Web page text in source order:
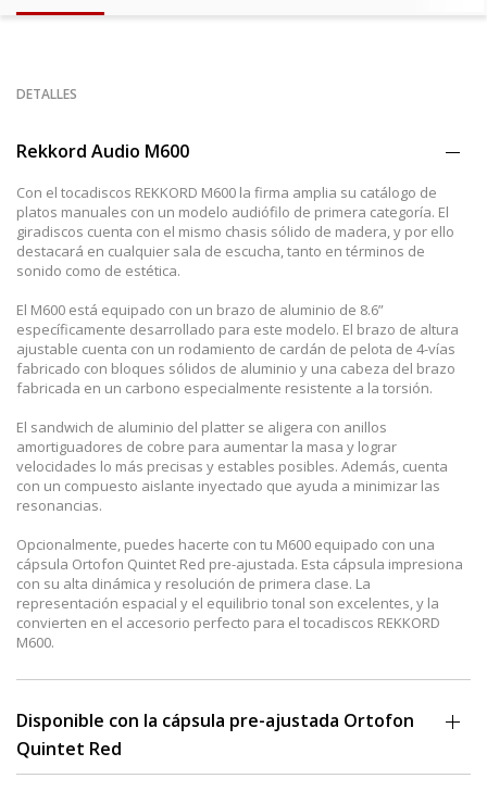
DETALLES
Rekkord Audio M600
Con el tocadiscos REKKORD M600 la firma amplia su catálogo de
platos manuales con un modelo audiófilo de primera categoría. El
giradiscos cuenta con el mismo chasis sólido de madera, y por ello
destacará en cualquier sala de escucha, tanto en términos de
sonido como de estética.
El M600 está equipado con un brazo de aluminio de 8.6”
específicamente desarrollado para este modelo. El brazo de altura
ajustable cuenta con un rodamiento de cardán de pelota de 4-vías
fabricado con bloques sólidos de aluminio y una cabeza del brazo
fabricada en un carbono especialmente resistente a la torsión.
El sandwich de aluminio del platter se aligera con anillos
amortiguadores de cobre para aumentar la masa y lograr
velocidades lo más precisas y estables posibles. Además, cuenta
con un compuesto aislante inyectado que ayuda a minimizar las
resonancias.
Opcionalmente, puedes hacerte con tu M600 equipado con una
cápsula Ortofon Quintet Red pre-ajustada. Esta cápsula impresiona
con su alta dinámica y resolución de primera clase. La
representación espacial y el equilibrio tonal son excelentes, y la
convierten en el accesorio perfecto para el tocadiscos REKKORD
M600.
Disponible con la cápsula pre-ajustada Ortofon
Quintet Red